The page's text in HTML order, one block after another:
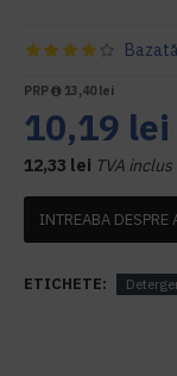
PRP 13,40 lei
10,19 lei
12,33 lei TVA inclus
INTREABA DESPRE
ETICHETE: